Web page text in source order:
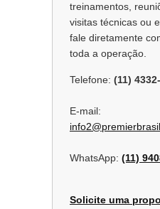
treinamentos,
visitas técnicas ou
fale diretamente
toda a operação.
Telefone: (11)
E-mail:
WhatsApp: (11)
Solicite uma